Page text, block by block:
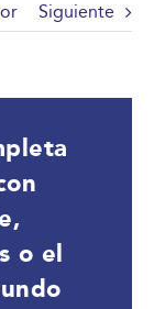
Siguiente
o el